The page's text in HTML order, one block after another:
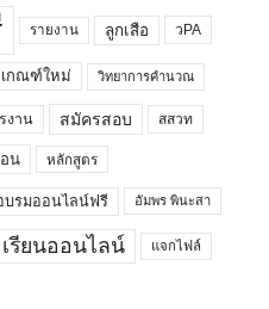
รายงาน ลูกเสือ วPA
กณฑ์ใหม่ วิทยาการคำนวณ
งาน สมัครสอบ สสวท
น หลักสูตร
บรมออนไลน์ฟรี อัมพร พินะสา
เรียนออนไลน์ แจกไฟล์